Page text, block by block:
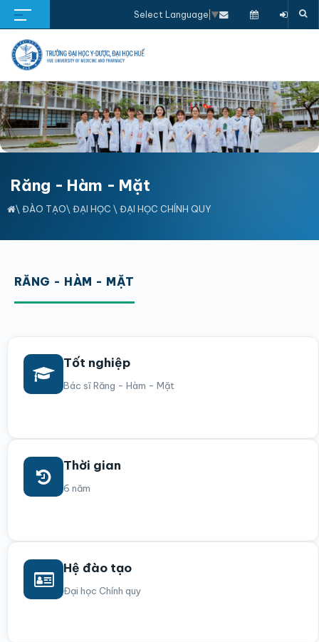
Select Language ▼
Răng - Hàm - Mặt
\ ĐÀO TẠO\ ĐẠI HỌC \ ĐẠI HỌC CHÍNH QUY
RĂNG - HÀM - MẶT
Tốt nghiệp
Bác sĩ Răng - Hàm - Mặt
Thời gian
6 năm
Hệ đào tạo
Đại học Chính quy